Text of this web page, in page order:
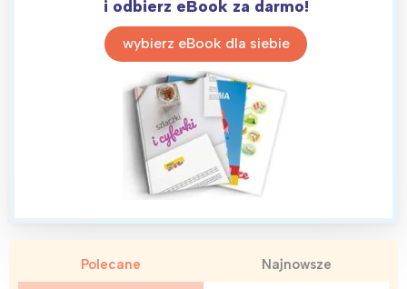
i odbierz eBook za darmo!
wybierz eBook dla siebie
Polecane Najnowsze
Wybieram